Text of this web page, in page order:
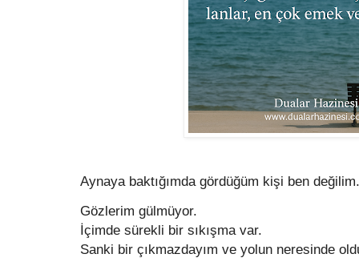
Aynaya baktığımda gördüğüm kişi ben değilim.
Gözlerim gülmüyor.
İçimde sürekli bir sıkışma var.
Sanki bir çıkmazdayım ve yolun neresinde